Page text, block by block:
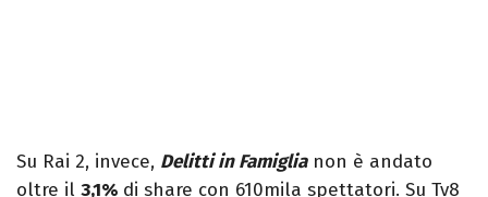
Su Rai 2, invece, Delitti in Famiglianon è andato
oltre il 3,1% di share con 610mila spettatori. Su Tv8